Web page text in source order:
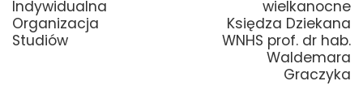
post:
Indywidualna
Organizacja
Studiów
post:
wielkanocne
Księdza Dziekana
WNHS prof. dr hab.
Waldemara
Graczyka